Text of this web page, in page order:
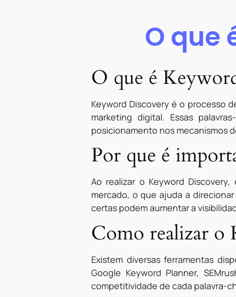
O que
O que é
Keyword Discovery é o processo
marketing digital. Essas
posicionamento nos mecanismos
Por que é
Ao realizar o Keyword
mercado, o que ajuda a
certas podem aumentar a
Como realizar o
Existem diversas ferramentas
Google Keyword Planner,
competitividade de cada palavra-